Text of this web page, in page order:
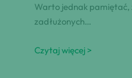
Warto jednak pamiętać,
zadłużonych…
Czytaj więcej >